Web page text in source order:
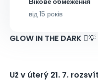
від 15 років
GLOW IN THE DARK 🫟💡
Už v úterý 21. 7.